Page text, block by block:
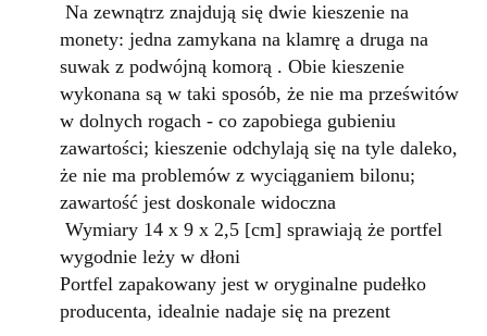
Na zewnątrz znajdują się dwie kieszenie na
monety: jedna zamykana na klamrę a druga na
suwak z podwójną komorą . Obie kieszenie
wykonana są w taki sposób, że nie ma prześwitów
w dolnych rogach - co zapobiega gubieniu
zawartości; kieszenie odchylają się na tyle daleko,
że nie ma problemów z wyciąganiem bilonu;
zawartość jest doskonale widoczna
Wymiary 14 x 9 x 2,5 [cm] sprawiają że portfel
wygodnie leży w dłoni
Portfel zapakowany jest w oryginalne pudełko
producenta, idealnie nadaje się na prezent